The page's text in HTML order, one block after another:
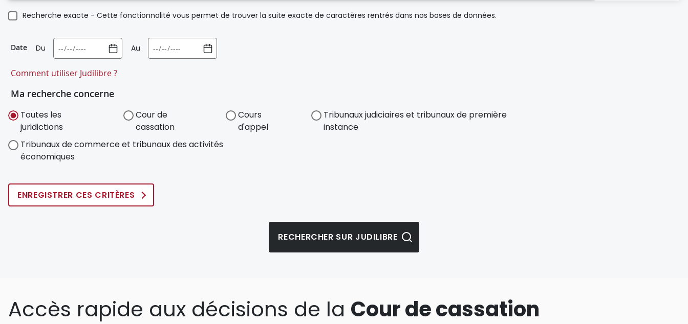
Recherche exacte - Cette fonctionnalité vous permet de trouver la suite exacte de caractères rentrés dans nos bases de données.
Date Du Au
Comment utiliser Judilibre ?
Ma recherche concerne
Toutes les
juridictions
Cour de
cassation
Cours
d'appel
Tribunaux judiciaires et tribunaux de première
instance
Tribunaux de commerce et tribunaux des activités
économiques
ENREGISTRER CES CRITÈRES
Accès rapide aux décisions de la Cour de cassation